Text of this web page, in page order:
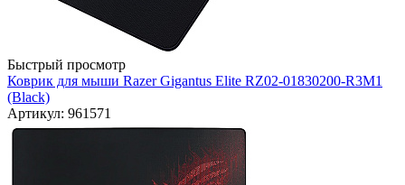
Быстрый просмотр
Коврик для мыши Razer Gigantus Elite RZ02-01830200-R3M1
(Black)
Артикул: 961571